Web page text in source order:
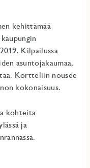
kehittämää
Kilpailussa
asuntojakaumaa,
Kortteliin nousee
kokonaisuus.
kohteita
ja